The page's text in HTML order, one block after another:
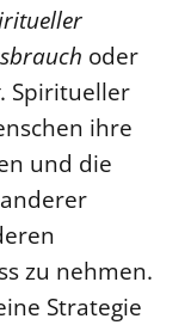
oder
. Spiritueller
ihre
und die
zu nehmen.
Strategie